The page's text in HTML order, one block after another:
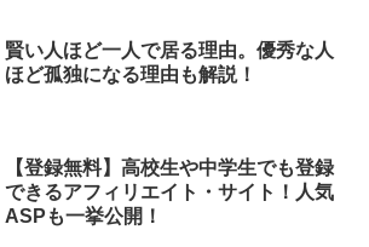
賢い人ほど一人で居る理由。優秀な人
ほど孤独になる理由も解説！
【登録無料】高校生や中学生でも登録
できるアフィリエイト・サイト！人気
ASPも一挙公開！